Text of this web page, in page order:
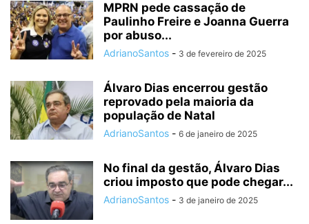
MPRN pede cassação de
Paulinho Freire e Joanna Guerra
por abuso...
AdrianoSantos - 3 de fevereiro de 2025
Álvaro Dias encerrou gestão
reprovado pela maioria da
população de Natal
AdrianoSantos - 6 de janeiro de 2025
No final da gestão, Álvaro Dias
criou imposto que pode chegar...
AdrianoSantos - 3 de janeiro de 2025